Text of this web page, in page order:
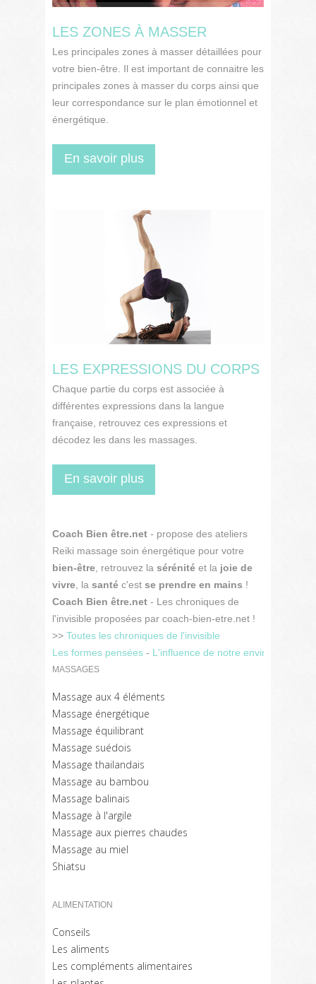
LES ZONES À MASSER
Les principales zones à masser détaillées pour
votre bien-être. Il est important de connaitre les
principales zones à masser du corps ainsi que
leur correspondance sur le plan émotionnel et
énergétique.
En savoir plus
LES EXPRESSIONS DU CORPS
Chaque partie du corps est associée à
différentes expressions dans la langue
française, retrouvez ces expressions et
décodez les dans les massages.
En savoir plus
Coach Bien être.net - propose des ateliers
Reiki massage soin énergétique pour votre
bien-être , retrouvez la sérénité et la joie de
vivre , la santé c'est se prendre en mains !
Coach Bien être.net - Les chroniques de
l'invisible proposées par coach-bien-etre.net !
>> Toutes les chroniques de l'invisible
Les formes pensées - L'influence de notre
MASSAGES
Massage aux 4 éléments
Massage énergétique
Massage équilibrant
Massage suédois
Massage thailandais
Massage au bambou
Massage balinais
Massage à l'argile
Massage aux pierres chaudes
Massage au miel
Shiatsu
ALIMENTATION
Conseils
Les aliments
Les compléments alimentaires